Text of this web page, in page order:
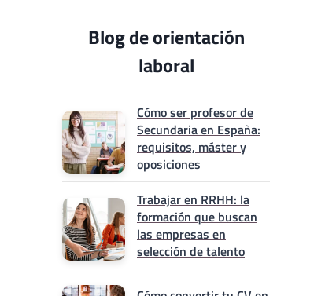
Blog de orientación
laboral
Cómo ser profesor de
Secundaria en España:
requisitos, máster y
oposiciones
Trabajar en RRHH: la
formación que buscan
las empresas en
selección de talento